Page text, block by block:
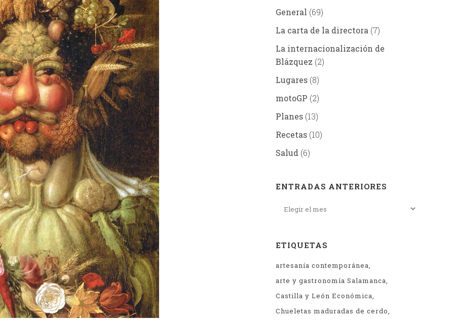
General (69)
La carta de la directora (7)
La internacionalización de
Blázquez (2)
Lugares (8)
motoGP (2)
Planes (13)
Recetas (10)
Salud (6)
ENTRADAS ANTERIORES
ETIQUETAS
artesanía contemporánea
arte y gastronomía Salamanca
Castilla y León Económica
Chueletas maduradas de cerdo